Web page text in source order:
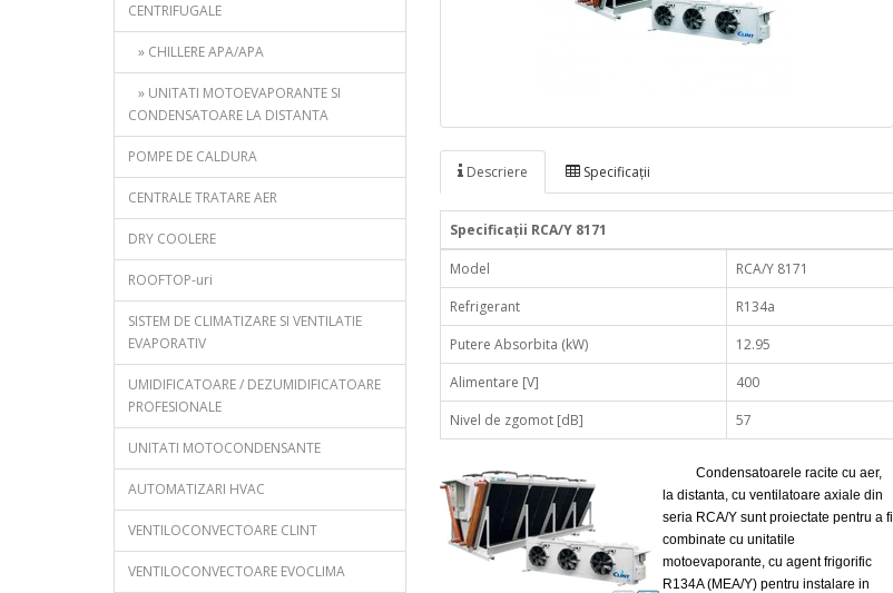
CENTRIFUGALE
» CHILLERE APA/APA
» UNITATI MOTOEVAPORANTE SI
CONDENSATOARE LA DISTANTA
POMPE DE CALDURA
CENTRALE TRATARE AER
DRY COOLERE
ROOFTOP-uri
SISTEM DE CLIMATIZARE SI VENTILATIE
EVAPORATIV
UMIDIFICATOARE / DEZUMIDIFICATOARE
PROFESIONALE
UNITATI MOTOCONDENSANTE
AUTOMATIZARI HVAC
VENTILOCONVECTOARE CLINT
VENTILOCONVECTOARE EVOCLIMA
Descriere Specificaţii
Specificaţii RCA/Y 8171
Model
RCA/Y 8171
Refrigerant
R134a
Putere Absorbita (kW)
12.95
Alimentare [V]
400
Nivel de zgomot [dB]
57
Condensatoarele racite cu aer,
la distanta, cu ventilatoare axiale din
seria RCA/Y sunt proiectate pentru a fi
combinate cu unitatile
motoevaporante, cu agent frigorific
R134A (MEA/Y) pentru instalare in